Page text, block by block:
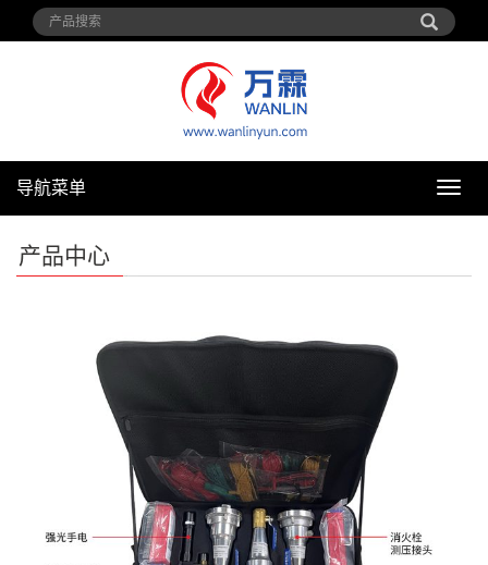
导
导航菜单
产品中心